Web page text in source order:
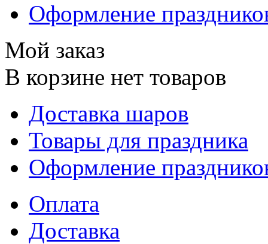
Оформление
Мой заказ
В корзине нет товаров
Доставка шаров
Товары для праздника
Оформление
Оплата
Доставка